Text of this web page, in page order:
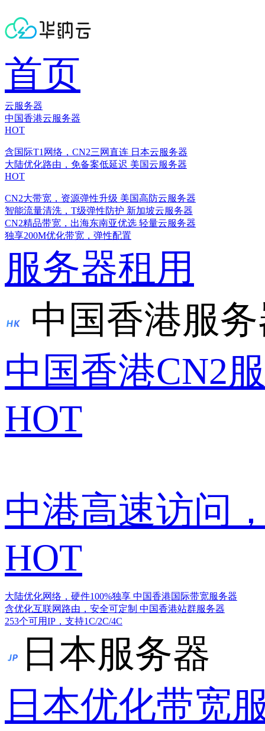
首页
云服务器
中国香港云服务器
HOT
含国际T1网络，CN2三网直连 日本云服务器
大陆优化路由，免备案低延迟 美国云服务器
HOT
CN2大带宽，资源弹性升级 美国高防云服务器
智能流量清洗，T级弹性防护 新加坡云服务器
CN2精品带宽，出海东南亚优选 轻量云服务器
独享200M优化带宽，弹性配置
服务器租用
中国香港服
中国香港CN2
HOT
中港高速访问
HOT
大陆优化网络，硬件100%独享 中国香港国际带宽服务器
含优化互联网路由，安全可定制 中国香港站群服务器
253个可用IP，支持1C/2C/4C
日本服务器
日本优化带宽